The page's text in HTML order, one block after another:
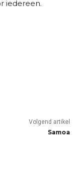
iedereen.
Volgend artikel
Samoa